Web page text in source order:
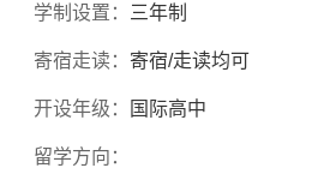
学制设置： 三年制
寄宿走读： 寄宿/走读均可
开设年级： 国际高中
留学方向：